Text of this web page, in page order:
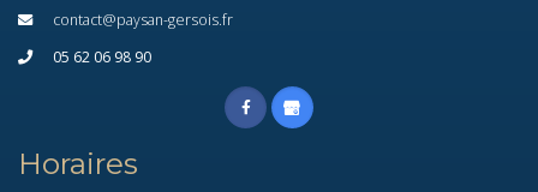
contact@paysan-gersois.fr
05 62 06 98 90
Horaires